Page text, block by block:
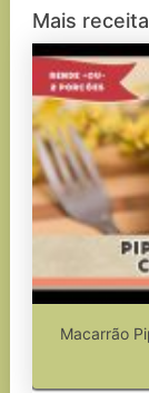
Mais
Macarrão